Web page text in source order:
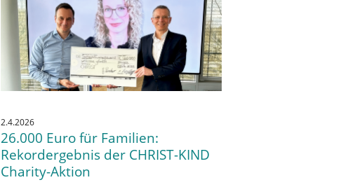
2.4.2026
26.000 Euro für Familien:
Rekordergebnis der CHRIST-KIND
Charity-Aktion